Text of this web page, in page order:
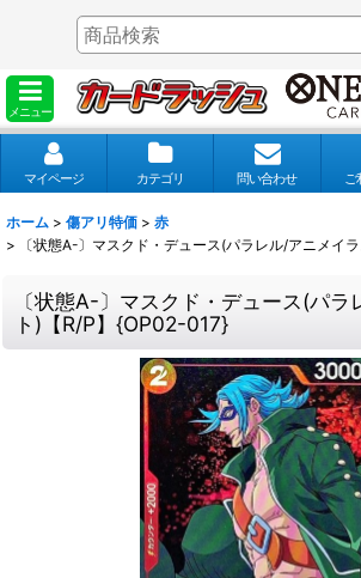
メニュー
マイページ カテゴリ 問い合わせ ご
ホーム > 傷アリ特価 > 赤
>
〔状態A-〕マスクド・デュース(パラレル/アニメイ
〔状態A-〕マスクド・デュース(パラ
ト)【R/P】{OP02-017}